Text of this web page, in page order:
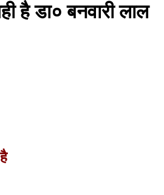
है डा० बनवारी लाल